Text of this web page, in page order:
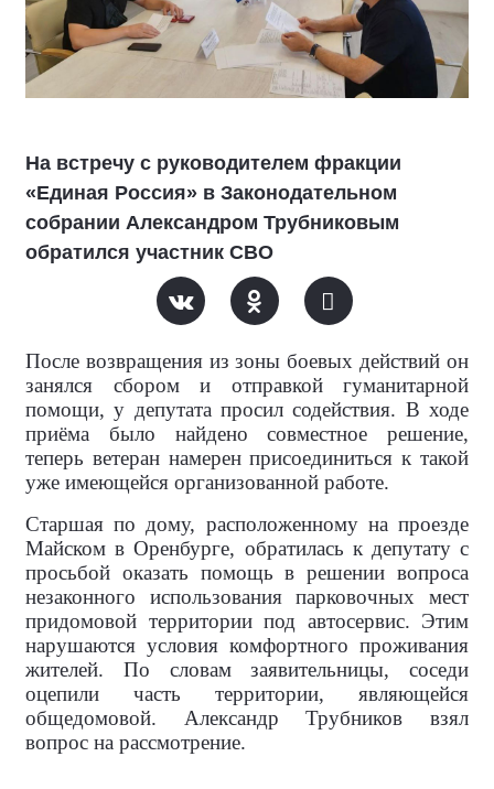
На встречу с руководителем фракции
«Единая Россия» в Законодательном
собрании Александром Трубниковым
обратился участник СВО
После возвращения из зоны боевых действий он
занялся сбором и отправкой гуманитарной
помощи, у депутата просил содействия. В ходе
приёма было найдено совместное решение,
теперь ветеран намерен присоединиться к такой
уже имеющейся организованной работе.
Старшая по дому, расположенному на проезде
Майском в Оренбурге, обратилась к депутату с
просьбой оказать помощь в решении вопроса
незаконного использования парковочных мест
придомовой территории под автосервис. Этим
нарушаются условия комфортного проживания
жителей. По словам заявительницы, соседи
оцепили часть территории, являющейся
общедомовой. Александр Трубников взял
вопрос на рассмотрение.